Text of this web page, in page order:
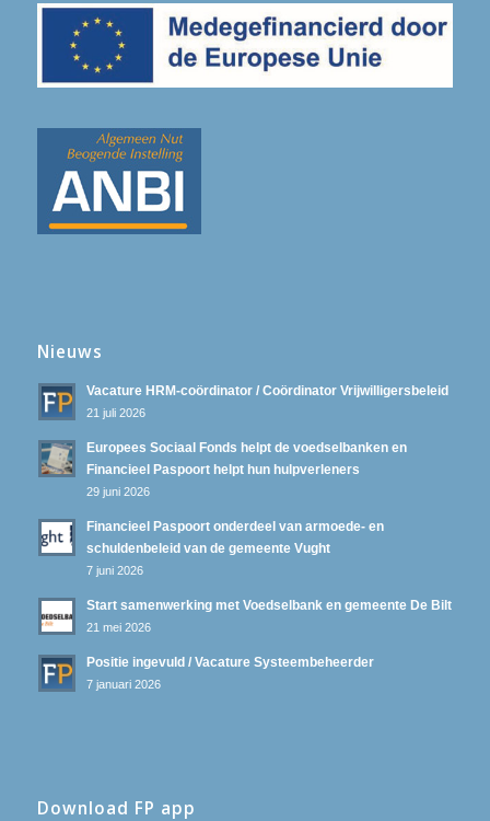
Nieuws
Vacature HRM-coördinator / Coördinator Vrijwilligersbeleid
21 juli 2026
Europees Sociaal Fonds helpt de voedselbanken en
Financieel Paspoort helpt hun hulpverleners
29 juni 2026
Financieel Paspoort onderdeel van armoede- en
schuldenbeleid van de gemeente Vught
7 juni 2026
Start samenwerking met Voedselbank en gemeente De Bilt
21 mei 2026
Positie ingevuld / Vacature Systeembeheerder
7 januari 2026
Download FP app